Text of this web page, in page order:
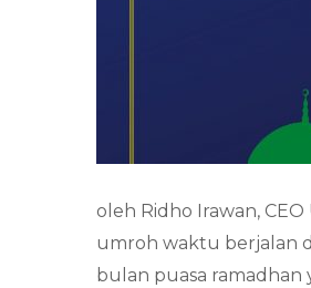
oleh Ridho Irawan,
umroh waktu berjalan
bulan puasa ramadhan